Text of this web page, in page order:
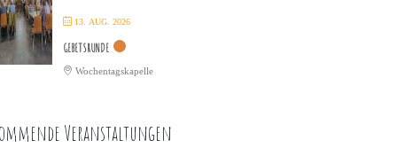
13. AUG. 2026
GEBETSRUNDE
Wochentagskapelle
Veranstaltungen